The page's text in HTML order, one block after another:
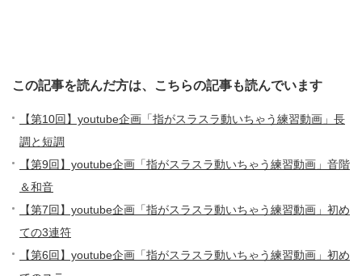
この記事を読んだ方は、こちらの記事も読んでいます
【第10回】youtube企画「指がスラスラ動いちゃう練習動画」長
調と短調
【第9回】youtube企画「指がスラスラ動いちゃう練習動画」音階
＆和音
【第7回】youtube企画「指がスラスラ動いちゃう練習動画」初め
ての3連符
【第6回】youtube企画「指がスラスラ動いちゃう練習動画」初め